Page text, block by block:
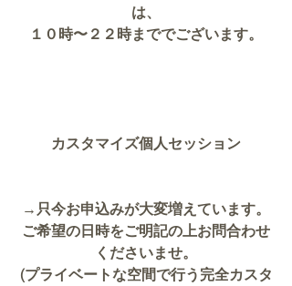
は、
１０時〜２２時まででございます。
カスタマイズ個人セッション
→只今お申込みが大変増えています。
ご希望の日時をご明記の上お問合わせ
くださいませ。
(プライベートな空間で行う完全カスタ